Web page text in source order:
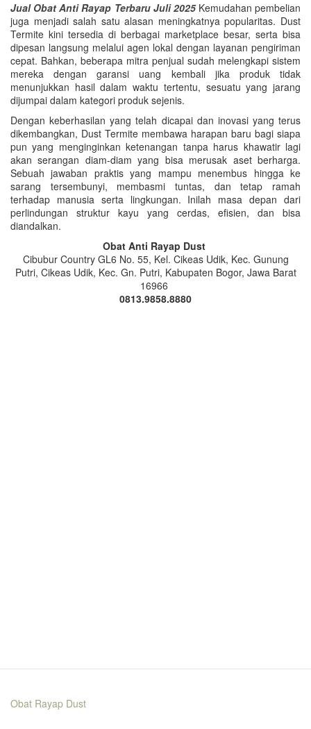
Jual Obat Anti Rayap Terbaru Juli 2025Kemudahan pembelian
juga menjadi salah satu alasan meningkatnya popularitas. Dust
Termite kini tersedia di berbagai marketplace besar, serta bisa
dipesan langsung melalui agen lokal dengan layanan pengiriman
cepat. Bahkan, beberapa mitra penjual sudah melengkapi sistem
mereka dengan garansi uang kembali jika produk tidak
menunjukkan hasil dalam waktu tertentu, sesuatu yang jarang
dijumpai dalam kategori produk sejenis.
Dengan keberhasilan yang telah dicapai dan inovasi yang terus
dikembangkan, Dust Termite membawa harapan baru bagi siapa
pun yang menginginkan ketenangan tanpa harus khawatir lagi
akan serangan diam-diam yang bisa merusak aset berharga.
Sebuah jawaban praktis yang mampu menembus hingga ke
sarang tersembunyi, membasmi tuntas, dan tetap ramah
terhadap manusia serta lingkungan. Inilah masa depan dari
perlindungan struktur kayu yang cerdas, efisien, dan bisa
diandalkan.
Obat Anti Rayap Dust
Cibubur Country GL6 No. 55, Kel. Cikeas Udik, Kec. Gunung
Putri, Cikeas Udik, Kec. Gn. Putri, Kabupaten Bogor, Jawa Barat
16966
0813.9858.8880
Obat Rayap Dust